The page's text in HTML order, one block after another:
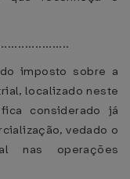
imposto sobre a
localizado neste
considerado já
vedado o
nas operações